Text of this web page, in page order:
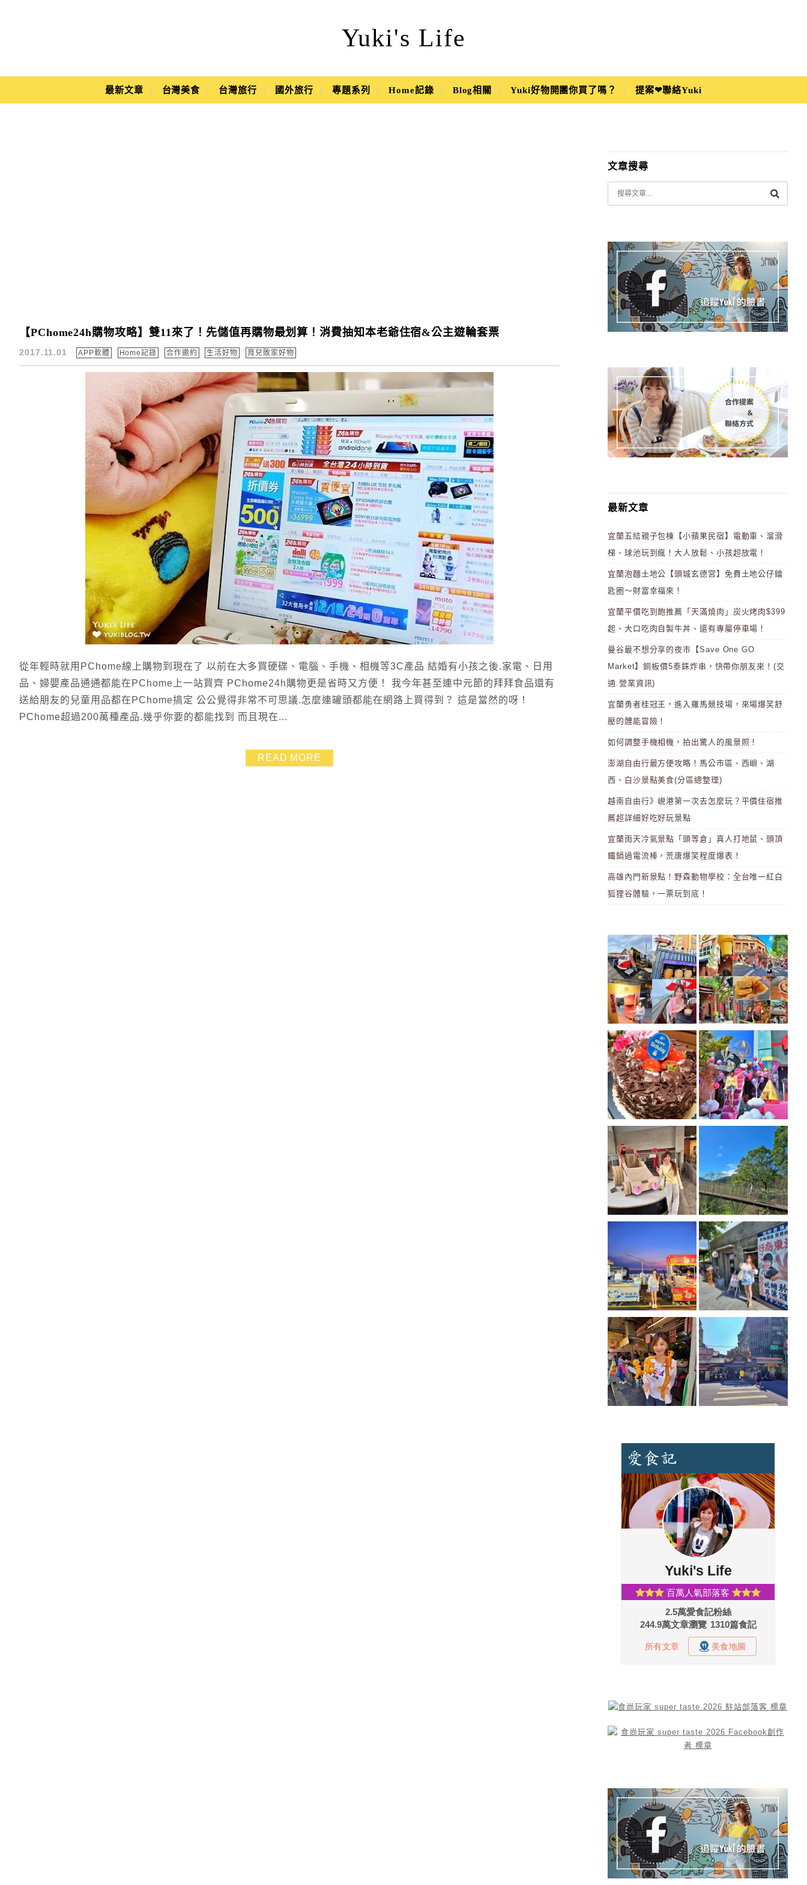
Yuki's Life
Yuki's Life
Main Menu
最新文章 台灣美食 台灣旅行 國外旅行 專題系列 Home記錄 Blog相關 Yuki好物開團你買了嗎？ 提案❤聯絡Yuki
【PChome24h購物攻略】雙11來了！先儲值再購物最划算！消費抽知本老爺住宿&公主遊輪套票
2017.11.01 APP軟體 Home記錄 合作邀約 生活好物 育兒敗家好物
從年輕時就用PChome線上購物到現在了 以前在大多買硬碟、電腦、手機、相機等3C產品 結婚有小孩之後.家電、日用
品、婦嬰產品通通都能在PChome上一站買齊 PChome24h購物更是省時又方便！ 我今年甚至連中元節的拜拜食品還有
送給朋友的兒童用品都在PChome搞定 公公覺得非常不可思議.怎麼連罐頭都能在網路上買得到？ 這是當然的呀！
PChome超過200萬種產品.幾乎你要的都能找到 而且現在...
READ MORE
文章搜尋
最新文章
宜蘭五結親子包棟【小蘋果民宿】電動車、溜滑
梯、球池玩到瘋！大人放鬆、小孩超放電！
宜蘭泡麵土地公【頭城玄德宮】免費土地公仔鑰
匙圈～財富幸福來！
宜蘭平價吃到飽推薦「天滿燒肉」炭火烤肉$399
起、大口吃肉自製牛丼、還有專屬停車場！
曼谷最不想分享的夜市【Save One GO
Market】銅板價5泰銖炸串，快帶你朋友來！(交
通.營業資訊)
宜蘭勇者桂冠王，進入羅馬競技場，來場爆笑舒
壓的體能冒險！
如何調整手機相機，拍出驚人的風景照！
澎湖自由行最方便攻略！馬公市區、西嶼、湖
西、白沙景點美食(分區總整理)
越南自由行》峴港第一次去怎麼玩？平價住宿推
薦超詳細好吃好玩景點
宜蘭雨天冷氣景點「頭等倉」真人打地鼠、頭頂
鐵鍋過電流棒，荒唐爆笑程度爆表！
高雄內門新景點！野森動物學校：全台唯一紅白
狐狸谷體驗，一票玩到底！